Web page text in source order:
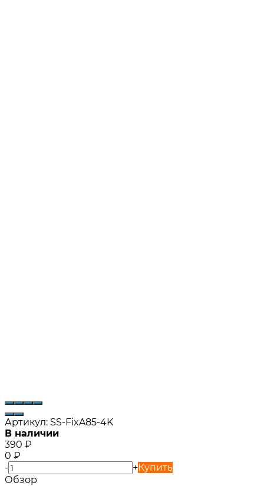
Артикул: SS-FixA85-4K
В наличии
390 ₽
0 ₽
-
+Купить
Обзор